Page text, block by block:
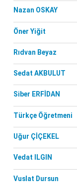
Nazan OSKAY
Öner Yiğit
Rıdvan Beyaz
Sedat AKBULUT
Siber ERFİDAN
Türkçe Öğretmeni
Uğur ÇİÇEKEL
Vedat ILGIN
Vuslat Dursun